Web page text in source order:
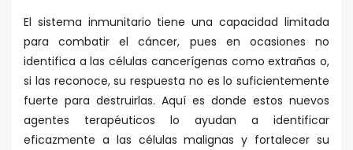
El sistema inmunitario tiene una capacidad limitada
para combatir el cáncer, pues en ocasiones no
identifica a las células cancerígenas como extrañas o,
si las reconoce, su respuesta no es lo suficientemente
fuerte para destruirlas. Aquí es donde estos nuevos
agentes terapéuticos lo ayudan a identificar
eficazmente a las células malignas y fortalecer su